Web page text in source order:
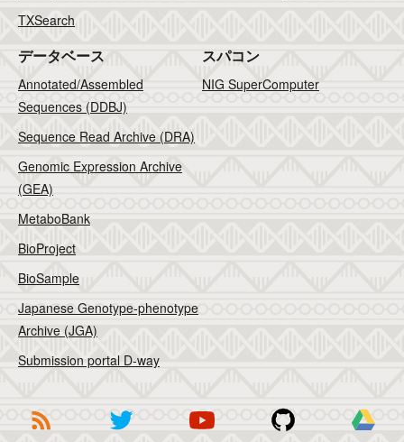
TXSearch
データベース
Annotated/Assembled
Sequences (DDBJ)
Sequence Read Archive (DRA)
Genomic Expression Archive
(GEA)
MetaboBank
BioProject
BioSample
Japanese Genotype-phenotype
Archive (JGA)
Submission portal D-way
スパコン
NIG SuperComputer